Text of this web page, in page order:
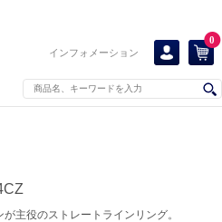
インフォメーション
0
主役のストレートラインリング。